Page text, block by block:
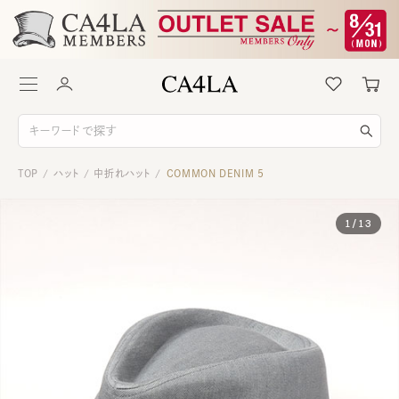
TOP / ハット / 中折れハット / COMMON DENIM 5
1 / 13